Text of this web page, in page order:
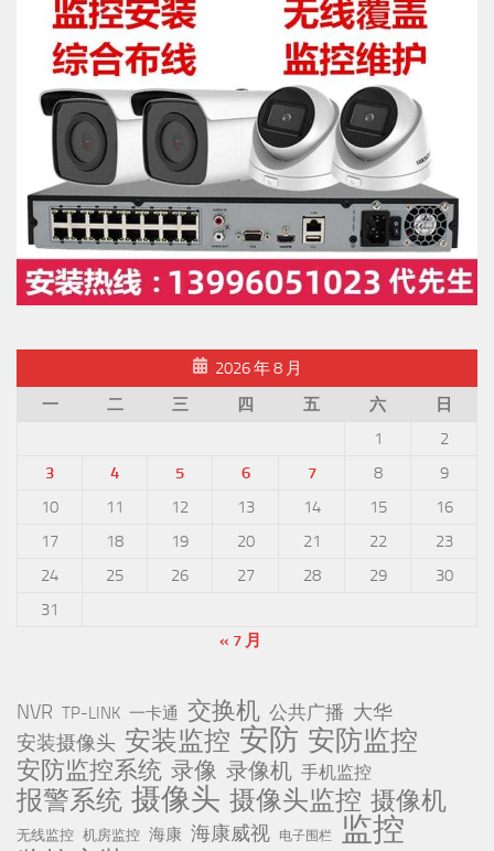
2026 年 8 月
一
二 三 四 五 六
日
1
2
3
4 5 6 7 8
9
10
11 12 13 14 15
16
17
18 19 20 21 22
23
24
25 26 27 28 29
30
31
« 7 月
NVR TP-LINK 一卡通 交换机 公共广播 大华
安装摄像头 安装监控 安防 安防监控
安防监控系统 录像 录像机 手机监控
报警系统 摄像头 摄像头监控 摄像机
无线监控 机房监控 海康 海康威视 电子围栏 监控